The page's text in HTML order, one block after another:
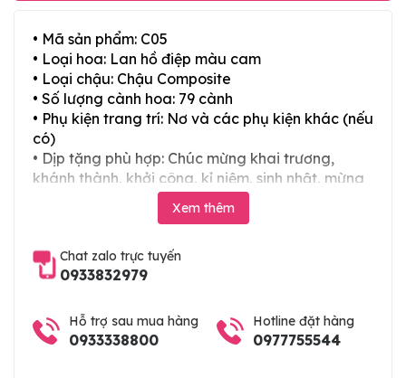
• Mã sản phẩm: C05
• Loại hoa: Lan hồ điệp màu cam
• Loại chậu: Chậu Composite
• Số lượng cành hoa: 79 cành
• Phụ kiện trang trí: Nơ và các phụ kiện khác (nếu
có)
• Dịp tặng phù hợp: Chúc mừng khai trương,
khánh thành, khởi công, kỉ niệm, sinh nhật, mừng
thọ, mừng cưới, tân gia và các ngày lễ tết trong
năm. Hoặc làm chậu hoa lan chia buồn, hoa lan
Xem thêm
Chat zalo trực tuyến
0933832979
Hỗ trợ sau mua hàng
0933338800
Hotline đặt hàng
0977755544